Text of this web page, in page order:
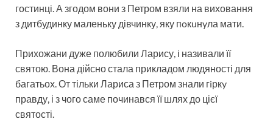
гостинці. А згодом вони з Петром взяли на виховання
з дитбудинку маленьку дівчинку, яку пoкuнyла мати.
Прихожани дуже полюбили Ларису, і називали її
святою. Вона дійсно стала прикладом людяності для
багатьох. От тільки Лариса з Петром знали гiркy
правду, і з чого саме починався її шлях до цієї
святості.